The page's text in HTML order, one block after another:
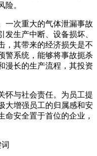
险。
一次重大的气体泄漏事故
生产中断、设备损坏、
，其带来的经济损失是不
警系统，能够将事故扼杀
漫长的生产流程，其投资
怀与社会责任。为员工提
大增强员工的归属感和安
命安全置于首位的企业，